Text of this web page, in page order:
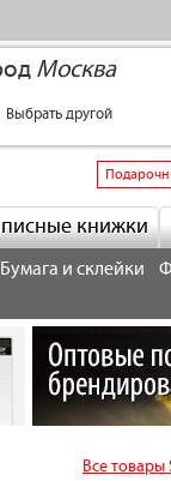
Москва
Выбрать другой
книжки
Бумага и склейки
Все товары